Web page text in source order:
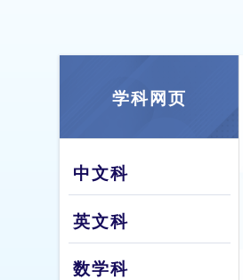
学科网页
中文科
英文科
数学科